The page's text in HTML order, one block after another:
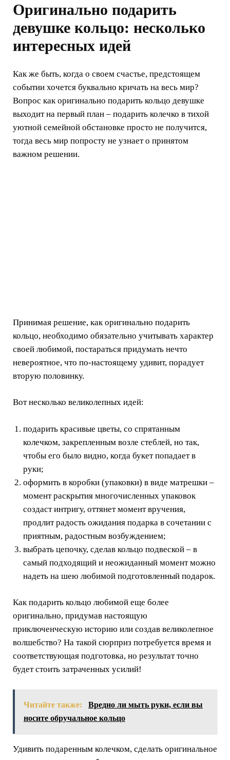
Оригинально подарить
девушке кольцо: несколько
интересных идей
Как же быть, когда о своем счастье, предстоящем
событии хочется буквально кричать на весь мир?
Вопрос как оригинально подарить кольцо девушке
выходит на первый план – подарить колечко в тихой
уютной семейной обстановке просто не получится,
тогда весь мир попросту не узнает о принятом
важном решении.
Принимая решение, как оригинально подарить
кольцо, необходимо обязательно учитывать характер
своей любимой, постараться придумать нечто
невероятное, что по-настоящему удивит, порадует
вторую половинку.
Вот несколько великолепных идей:
подарить красивые цветы, со спрятанным
колечком, закрепленным возле стеблей, но так,
чтобы его было видно, когда букет попадает в
руки;
оформить в коробки (упаковки) в виде матрешки –
момент раскрытия многочисленных упаковок
создаст интригу, оттянет момент вручения,
продлит радость ожидания подарка в сочетании с
приятным, радостным возбуждением;
выбрать цепочку, сделав кольцо подвеской – в
самый подходящий и неожиданный момент можно
надеть на шею любимой подготовленный подарок.
Как подарить кольцо любимой еще более
оригинально, придумав настоящую
приключенческую историю или создав великолепное
волшебство? На такой сюрприз потребуется время и
соответствующая подготовка, но результат точно
будет стоить затраченных усилий!
Читайте также:
Вредно ли мыть руки, если вы
носите обручальное кольцо
Удивить подаренным колечком, сделать оригинальное